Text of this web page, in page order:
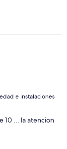
e instalaciones
10 ... la atencion